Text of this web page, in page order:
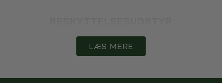
Vandtætte kasser er en nødvendighed for enhver, der elsker
vandsport eller bruger sit actioncam i regn og fugtigt vejr. De
LÆS MERE